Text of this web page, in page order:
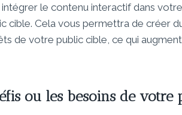
le contenu interactif dans
cible. Cela vous permettra de créer
de votre public cible, ce qui
ou les besoins de votre